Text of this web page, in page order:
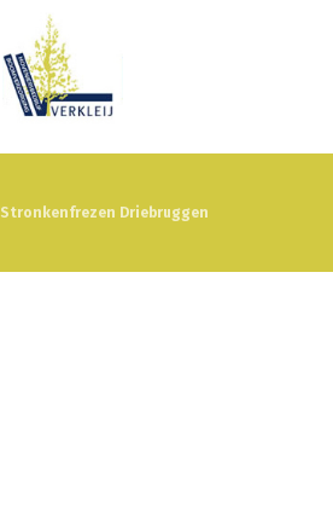
Stronkenfrezen Driebruggen